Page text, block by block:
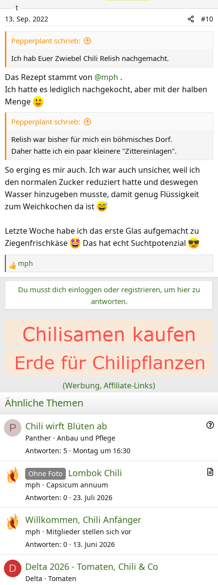
i
o
n
e
n
:
13. Sep. 2022 #10
Pepperplant schrieb:
Ich hab Euer Zwiebel Chili Relish nachgemacht.
Das Rezept stammt von @mph .
Ich hatte es lediglich nachgekocht, aber mit der halben
Menge
Pepperplant schrieb:
Relish war bisher für mich ein böhmisches Dorf.
Daher hatte ich ein paar kleinere "Zittereinlagen".
So erging es mir auch. Ich war auch unsicher, weil ich
den normalen Zucker reduziert hatte und deswegen
Wasser hinzugeben musste, damit genug Flüssigkeit
zum Weichkochen da ist
Letzte Woche habe ich das erste Glas aufgemacht zu
Ziegenfrischkäse
Das hat echt Suchtpotenzial
R
e
t
mph
Du musst dich einloggen oder registrieren, um hier zu
antworten.
(Werbung, Affiliate-Links)
Ähnliche Themen
P
F
g
Chili wirft Blüten ab
Panther
Anbau und Pflege
Antworten 5 Montag um 16:30
i
Ohne Foto Lombok Chili
mph
Capsicum annuum
Antworten 0 23. Juli 2026
Willkommen, Chili Anfänger
mph
Mitglieder stellen sich vor
Antworten 0 13. Juni 2026
D Delta 2026 - Tomaten, Chili & Co
Delta
Tomaten